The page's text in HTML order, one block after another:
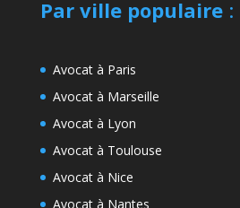
Par ville populaire:
Avocat à Paris
Avocat à Marseille
Avocat à Lyon
Avocat à Toulouse
Avocat à Nice
Avocat à Nantes